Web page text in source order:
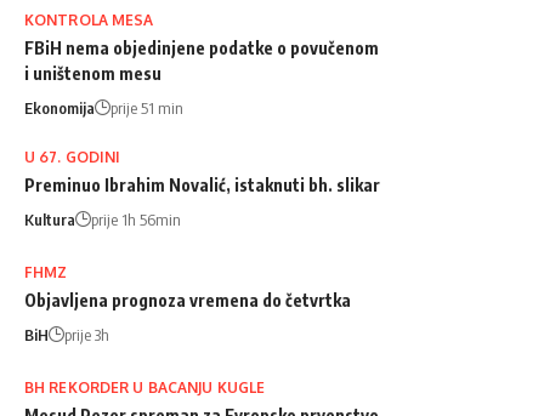
KONTROLA MESA
FBiH nema objedinjene podatke o povučenom
i uništenom mesu
Ekonomija prije 51 min
U 67. GODINI
Preminuo Ibrahim Novalić, istaknuti bh. slikar
Kultura prije 1h 56min
FHMZ
Objavljena prognoza vremena do četvrtka
BiH prije 3h
BH REKORDER U BACANJU KUGLE